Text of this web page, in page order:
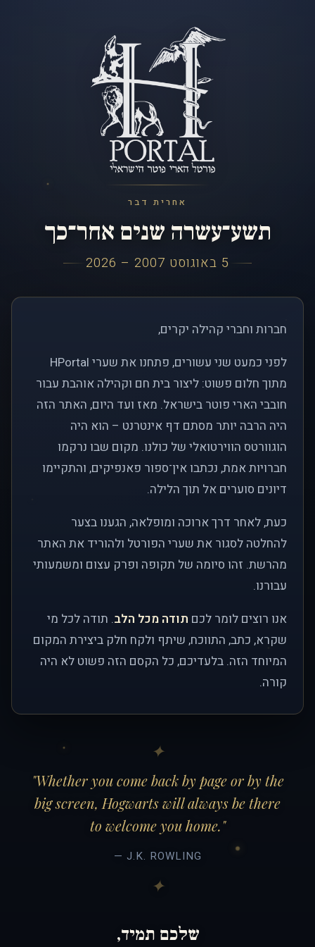
אחרית דבר
תשע־עשרה שנים אחר־כך
5 באוגוסט 2007 – 2026
חברות וחברי קהילה יקרים,
לפני כמעט שני עשורים, פתחנו את שערי HPortal
מתוך חלום פשוט: ליצור בית חם וקהילה אוהבת עבור
חובבי הארי פוטר בישראל. מאז ועד היום, האתר הזה
היה הרבה יותר מסתם דף אינטרנט – הוא היה
הוגוורטס הווירטואלי של כולנו. מקום שבו נרקמו
חברויות אמת, נכתבו אין־ספור פאנפיקים, והתקיימו
דיונים סוערים אל תוך הלילה.
כעת, לאחר דרך ארוכה ומופלאה, הגענו בצער
להחלטה לסגור את שערי הפורטל ולהוריד את האתר
מהרשת. זהו סיומה של תקופה ופרק עצום ומשמעותי
עבורנו.
אנו רוצים לומר לכם תודה מכל הלב. תודה לכל מי
שקרא, כתב, התווכח, שיתף ולקח חלק ביצירת המקום
המיוחד הזה. בלעדיכם, כל הקסם הזה פשוט לא היה
קורה.
"Whether you come back by page or by the
big screen, Hogwarts will always be there
to welcome you home."
— J.K. ROWLING
שלכם תמיד,